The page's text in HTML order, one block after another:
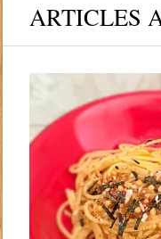
ARTICLES